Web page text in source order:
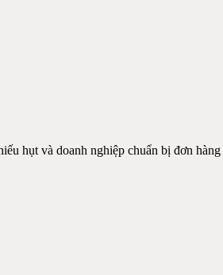
hụt và doanh nghiệp chuẩn bị đơn